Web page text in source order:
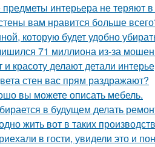
предметы интерьера не теряют
вам нравится больше
которую будет удобно
71 миллиона из-за
и красоту делают детали
стен вас прям раздражают?
вы можете описать мебель.
в будущем делать
жить вот в таких
в гости, увидели это и